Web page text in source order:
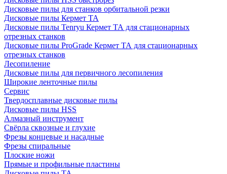
Дисковые пилы для станков орбитальной резки
Дисковые пилы Кермет ТА
Дисковые пилы Tenryu Кермет ТА для стационарных
отрезных станков
Дисковые пилы ProGrade Кермет ТА для стационарных
отрезных станков
Лесопиление
Дисковые пилы для первичного лесопиления
Широкие ленточные пилы
Сервис
Твердосплавные дисковые пилы
Дисковые пилы HSS
Алмазный инструмент
Свёрла сквозные и глухие
Фрезы концевые и насадные
Фрезы спиральные
Плоские ножи
Прямые и профильные пластины